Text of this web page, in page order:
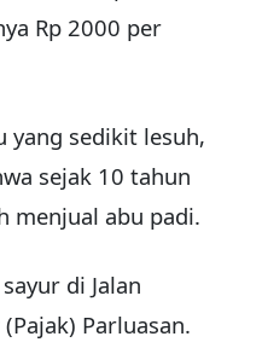
Rp 2000 per
yang sedikit lesuh,
sejak 10 tahun
menjual abu padi.
di Jalan
Parluasan.